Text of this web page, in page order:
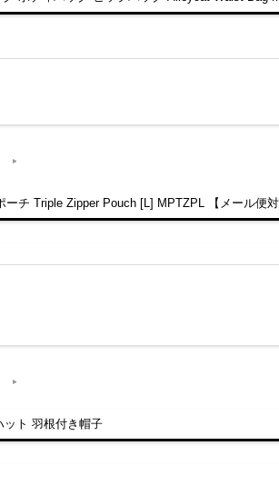
チ Triple Zipper Pouch [L] MPTZPL 【メール便対
ット 羽根付き帽子